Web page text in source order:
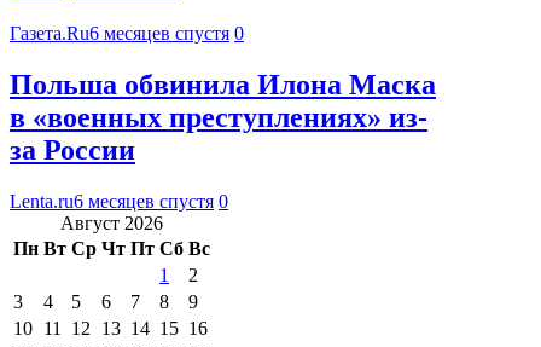
Газета.Ru6 месяцев спустя 0
Польша обвинила Илона Маска
в «военных преступлениях» из-
за России
Lenta.ru6 месяцев спустя 0
Август 2026
Пн Вт Ср Чт Пт Сб Вс
1
2
3
4 5 6 7 8
9
10 11 12 13 14 15 16